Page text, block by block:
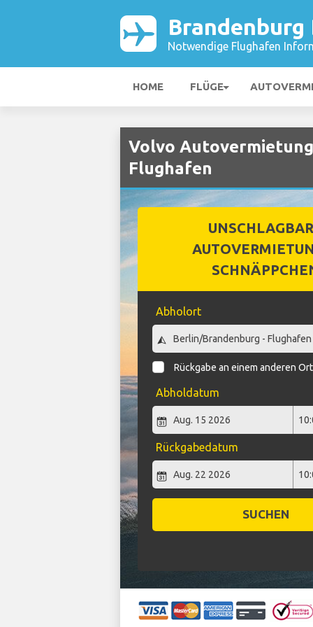
Notwendige Flughafen
HOME FLÜGE
Volvo
Flughafen
Abholort
Rückgabe an einem anderen Ort
Abholdatum
Rückgabedatum
SUCHEN